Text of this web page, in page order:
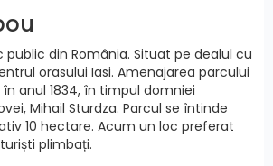
din România. Situat pe dealul cu
orasului Iasi. Amenajarea parcului
anul 1834, în timpul domniei
Mihail Sturdza. Parcul se întinde
10 hectare. Acum un loc preferat
plimbați.